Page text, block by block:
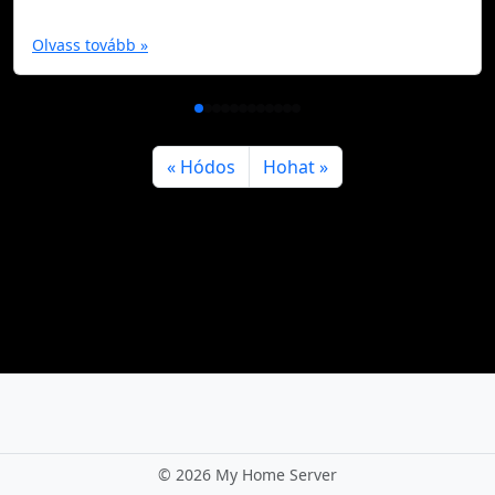
Olvass tovább »
Hódos Hohat
© 2026 My Home Server